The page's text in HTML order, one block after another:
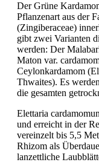
Der Grüne
Pflanzenart aus der
(Zingiberaceae)
gibt zwei Varianten
werden: Der
Maton var.
Ceylonkardamom
Thwaites). Es
die gesamten
Elettaria
und erreicht in der
vereinzelt bis 5,5
Rhizom als
lanzettliche